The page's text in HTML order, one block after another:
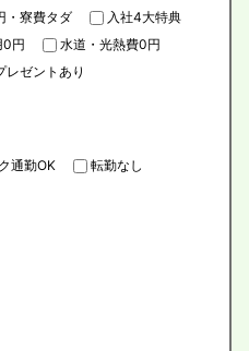
・寮費タダ
入社4大特典
0円
水道・光熱費0円
レゼントあり
通勤OK 転勤なし